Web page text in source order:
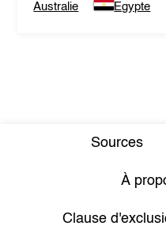
Australie
Egypte
Sources
À
Clause